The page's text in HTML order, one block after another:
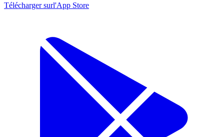
Télécharger surl'App Store